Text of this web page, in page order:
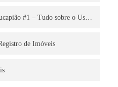
#1 – Tudo sobre o Us…
de Imóveis